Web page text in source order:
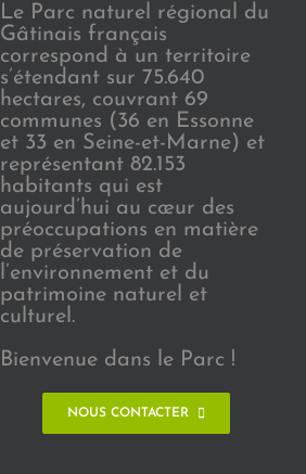
Le Parc naturel régional du
Gâtinais français
correspond à un territoire
s’étendant sur 75.640
hectares, couvrant 69
communes (36 en Essonne
et 33 en Seine-et-Marne) et
représentant 82.153
habitants qui est
aujourd’hui au cœur des
préoccupations en matière
de préservation de
l’environnement et du
patrimoine naturel et
culturel.
Bienvenue dans le Parc !
NOUS CONTACTER